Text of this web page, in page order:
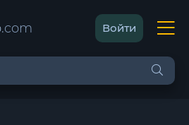
.com Войти